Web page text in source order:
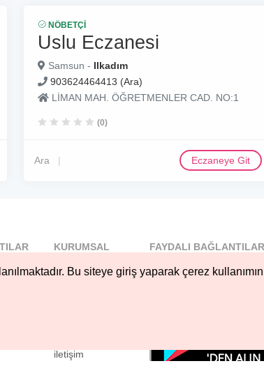
Bu siteye giriş yaparak çerez
NÖBETÇI
Uslu Eczanesi
Samsun - Ilkadım
903624464413 (Ara)
LİMAN MAH. ÖĞRETMENLER CAD. NO:1
(0)
Ara Eczaneye Git
KURUMSAL
Hakkımızda
iletişim
FAYDALI BAĞLANTILAR